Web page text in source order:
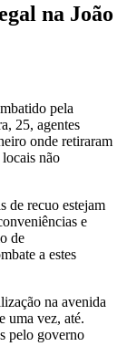
na João
pela
25, agentes
onde retiraram
não
de recuo estejam
e
de
a estes
na avenida
uma vez, até.
pelo governo